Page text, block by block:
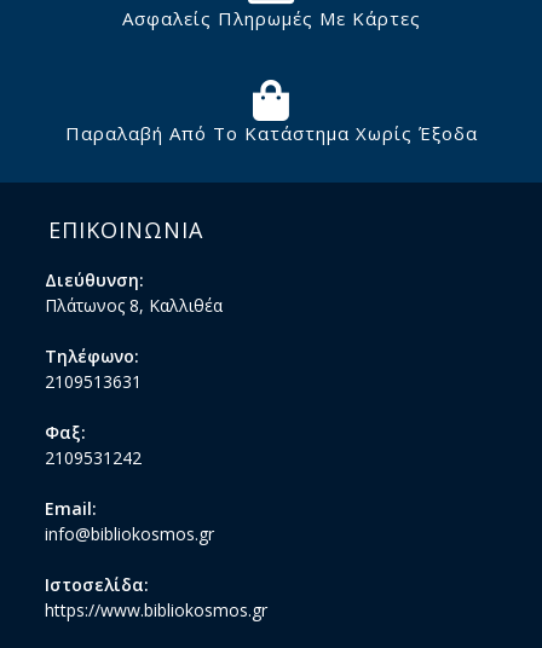
Ασφαλείς Πληρωμές Με Κάρτες
Παραλαβή Από Το Κατάστημα Χωρίς Έξοδα
ΕΠΙΚΟΙΝΩΝΙΑ
Διεύθυνση:
Πλάτωνος 8, Καλλιθέα
Τηλέφωνο:
2109513631
Φαξ:
2109531242
Email:
info@bibliokosmos.gr
Ιστοσελίδα:
https://www.bibliokosmos.gr